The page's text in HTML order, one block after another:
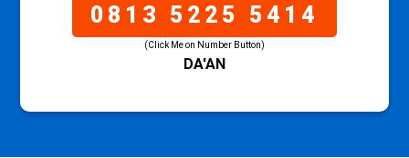
0813 5225 5414
(Click Me on Number Button)
DA'AN